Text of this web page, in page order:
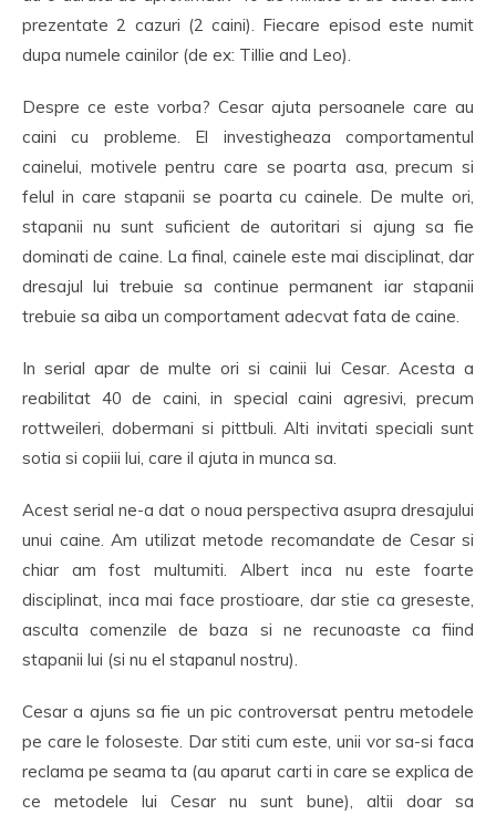
prezentate 2 cazuri (2 caini). Fiecare episod este numit
dupa numele cainilor (de ex: Tillie and Leo).
Despre ce este vorba? Cesar ajuta persoanele care au
caini cu probleme. El investigheaza comportamentul
cainelui, motivele pentru care se poarta asa, precum si
felul in care stapanii se poarta cu cainele. De multe ori,
stapanii nu sunt suficient de autoritari si ajung sa fie
dominati de caine. La final, cainele este mai disciplinat, dar
dresajul lui trebuie sa continue permanent iar stapanii
trebuie sa aiba un comportament adecvat fata de caine.
In serial apar de multe ori si cainii lui Cesar. Acesta a
reabilitat 40 de caini, in special caini agresivi, precum
rottweileri, dobermani si pittbuli. Alti invitati speciali sunt
sotia si copiii lui, care il ajuta in munca sa.
Acest serial ne-a dat o noua perspectiva asupra dresajului
unui caine. Am utilizat metode recomandate de Cesar si
chiar am fost multumiti. Albert inca nu este foarte
disciplinat, inca mai face prostioare, dar stie ca greseste,
asculta comenzile de baza si ne recunoaste ca fiind
stapanii lui (si nu el stapanul nostru).
Cesar a ajuns sa fie un pic controversat pentru metodele
pe care le foloseste. Dar stiti cum este, unii vor sa-si faca
reclama pe seama ta (au aparut carti in care se explica de
ce metodele lui Cesar nu sunt bune), altii doar sa